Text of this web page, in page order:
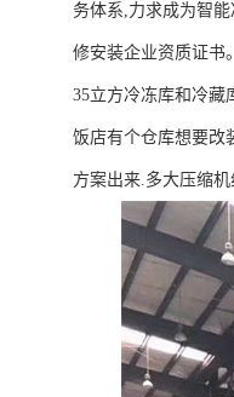
务体系,力求成为智
修安装企业资质证书
35立方冷冻库和冷藏
饭店有个仓库想要改
方案出来.多大压缩